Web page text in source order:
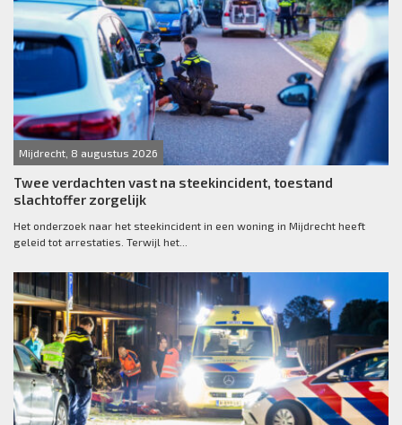
Mijdrecht, 8 augustus 2026
Twee verdachten vast na steekincident, toestand
slachtoffer zorgelijk
Het onderzoek naar het steekincident in een woning in Mijdrecht heeft
geleid tot arrestaties. Terwijl het...